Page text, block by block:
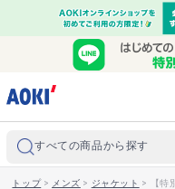
すべての商品から探す
トップ> メンズ > ジャケット > 【